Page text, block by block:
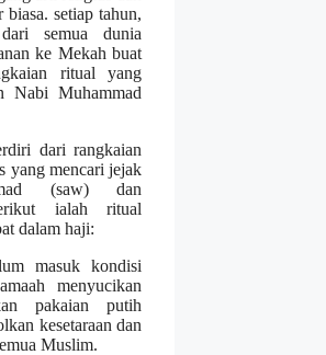
setiap tahun,
semua dunia
ke Mekah buat
ritual yang
Nabi Muhammad
dari rangkaian
yang mencari jejak
(saw) dan
ialah ritual
dalam haji:
masuk kondisi
menyucikan
pakaian putih
kesetaraan dan
Muslim.